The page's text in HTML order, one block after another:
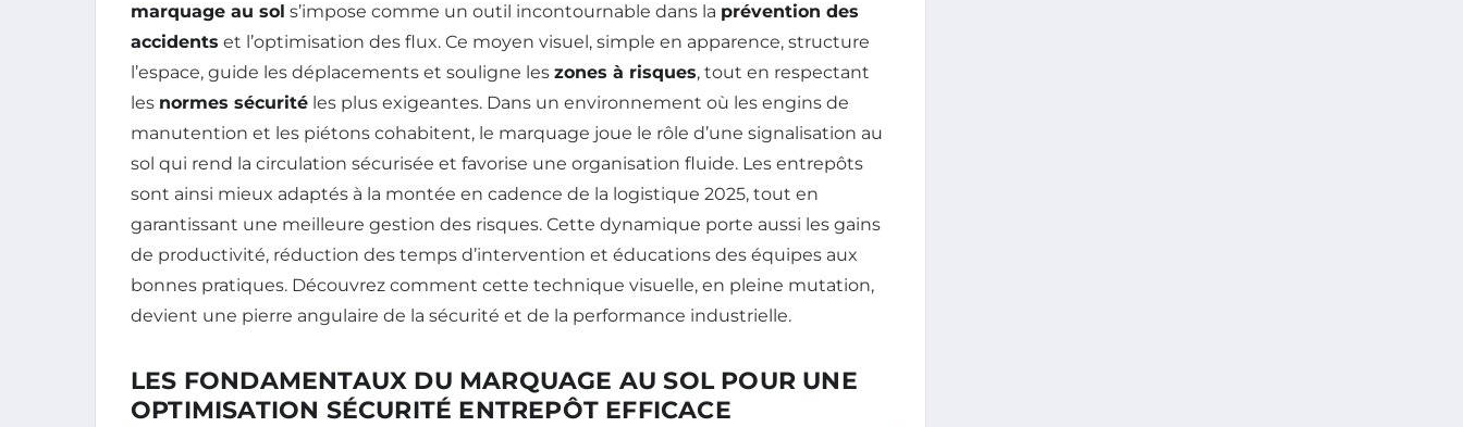
marquage au sol s’impose comme un outil incontournable dans la prévention des
accidents et l’optimisation des flux. Ce moyen visuel, simple en apparence, structure
l’espace, guide les déplacements et souligne les zones à risques, tout en respectant
les normes sécurité les plus exigeantes. Dans un environnement où les engins de
manutention et les piétons cohabitent, le marquage joue le rôle d’une signalisation au
sol qui rend la circulation sécurisée et favorise une organisation fluide. Les entrepôts
sont ainsi mieux adaptés à la montée en cadence de la logistique 2025, tout en
garantissant une meilleure gestion des risques. Cette dynamique porte aussi les gains
de productivité, réduction des temps d’intervention et éducations des équipes aux
bonnes pratiques. Découvrez comment cette technique visuelle, en pleine mutation,
devient une pierre angulaire de la sécurité et de la performance industrielle.
LES FONDAMENTAUX DU MARQUAGE AU SOL POUR UNE
OPTIMISATION SÉCURITÉ ENTREPÔT EFFICACE